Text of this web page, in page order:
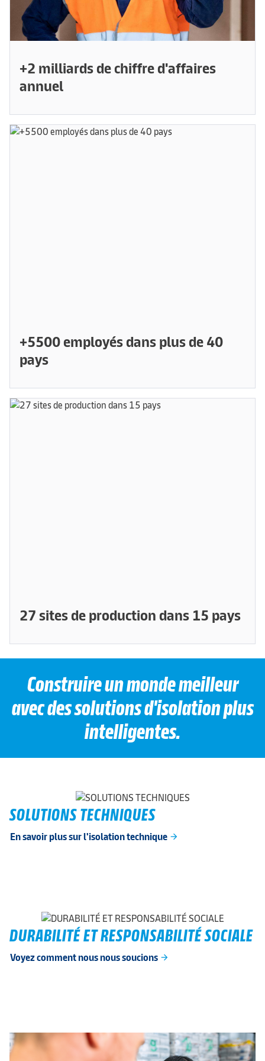
+2 milliards de chiffre d'affaires
annuel
+5500 employés dans plus de 40
pays
27 sites de production dans 15 pays
Construire un monde meilleur
avec des solutions d'isolation plus
intelligentes.
SOLUTIONS TECHNIQUES
En savoir plus sur l'isolation technique arrow_forward
DURABILITÉ ET RESPONSABILITÉ SOCIALE
Voyez comment nous nous soucions arrow_forward